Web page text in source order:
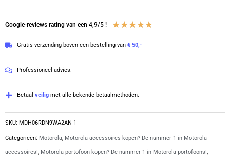
527
met
inclusief
|
Google-reviews rating van een 4,9/5 ! ★★★★★
Gratis verzending boven een bestelling van € 50,-
Professioneel advies.
Betaal veilig met alle bekende betaalmethoden.
SKU: MDH06RDN9WA2AN-1
Categorieën: Motorola, Motorola accessoires kopen? De nummer 1 in Motorola
accessoires!, Motorola portofoon kopen? De nummer 1 in Motorola portofoons!,